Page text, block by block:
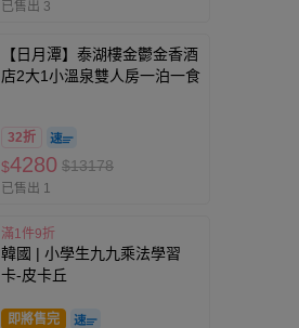
已售出 3
【日月潭】泰湖樓金鬱金香酒
店2大1小溫泉雙人房一泊一食
32折
$4280 $13178
已售出 1
滿1件9折
韓國 | 小學生九九乘法學習
卡-皮卡丘
即將售完